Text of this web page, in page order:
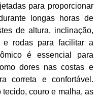
para proporcionar
longas horas de
de altura, inclinação,
e rodas para facilitar a
é essencial para
dores nas costas e
correta e confortável.
couro e malha, as